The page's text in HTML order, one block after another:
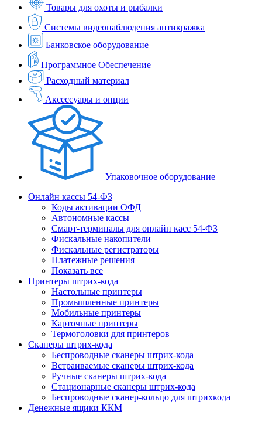
Товары для охоты и рыбалки
Системы видеонаблюдения антикражка
Банковское оборудование
Программное Обеспечение
Расходный материал
Аксессуары и опции
Упаковочное оборудование
Онлайн кассы 54-ФЗ
Коды активации ОФД
Автономные кассы
Смарт-терминалы для онлайн касс 54-ФЗ
Фискальные накопители
Фискальные регистраторы
Платежные решения
Показать все
Принтеры штрих-кода
Настольные принтеры
Промышленные принтеры
Мобильные принтеры
Карточные принтеры
Термоголовки для принтеров
Сканеры штрих-кода
Беспроводные сканеры штрих-кода
Встраиваемые сканеры штрих-кода
Ручные сканеры штрих-кода
Стационарные сканеры штрих-кода
Беспроводные сканер-кольцо для штрихкода
Денежные ящики ККМ